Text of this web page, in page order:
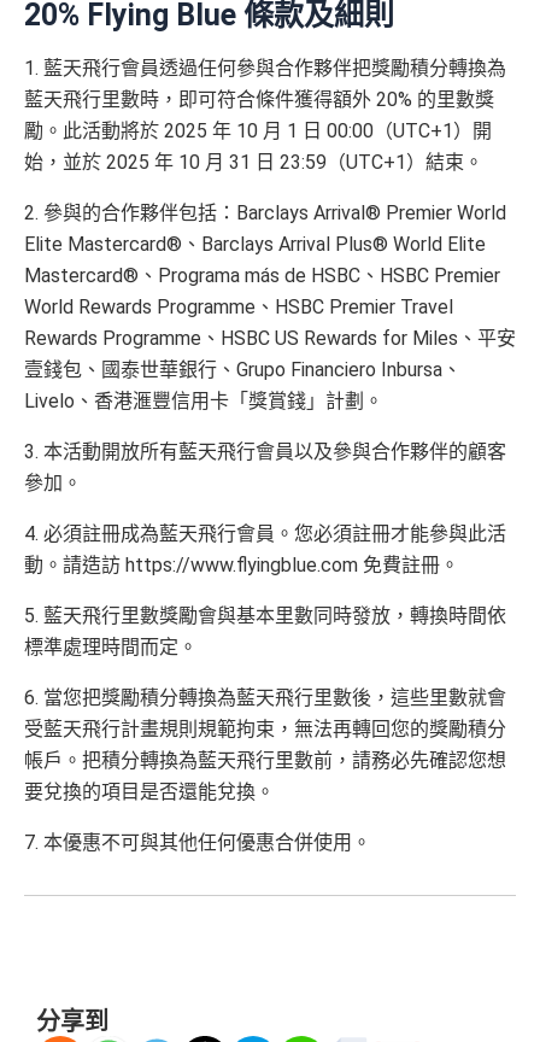
食中最紅自主
5X類別做到低至$4.17/里
全年簽賬高達2.4%「獎賞錢」回贈
講到明首兩年年費豁免
滙豐新舊客戶都可以食迎新
開卡門檻唔算高，年薪要求HK$12萬（即月薪HK$10,0
00）就申請到
網上繳費都有回贈（每月首HK$10,000先有）
❎缺點
得首兩年年費豁免
八達通自動增值得0.4%回贈
ay）唔計迎新合資格簽賬
查看更多信用卡詳情及分析...
20% Flying Blue 條款及細則
1. 藍天飛行會員透過任何參與合作夥伴把獎勵積分轉換為
藍天飛行里數時，即可符合條件獲得額外 20% 的里數獎
勵。此活動將於 2025 年 10 月 1 日 00:00（UTC+1）開
始，並於 2025 年 10 月 31 日 23:59（UTC+1）結束。
2. 參與的合作夥伴包括：Barclays Arrival® Premier World
Elite Mastercard®、Barclays Arrival Plus® World Elite
Mastercard®、Programa más de HSBC、HSBC Premier
World Rewards Programme、HSBC Premier Travel
Rewards Programme、HSBC US Rewards for Miles、平安
壹錢包、國泰世華銀行、Grupo Financiero Inbursa、
Livelo、香港滙豐信用卡「獎賞錢」計劃。
3. 本活動開放所有藍天飛行會員以及參與合作夥伴的顧客
參加。
4. 必須註冊成為藍天飛行會員。您必須註冊才能參與此活
動。請造訪 https://www.flyingblue.com 免費註冊。
5. 藍天飛行里數獎勵會與基本里數同時發放，轉換時間依
標準處理時間而定。
6. 當您把獎勵積分轉換為藍天飛行里數後，這些里數就會
受藍天飛行計畫規則規範拘束，無法再轉回您的獎勵積分
帳戶。把積分轉換為藍天飛行里數前，請務必先確認您想
要兌換的項目是否還能兌換。
7. 本優惠不可與其他任何優惠合併使用。
分享到